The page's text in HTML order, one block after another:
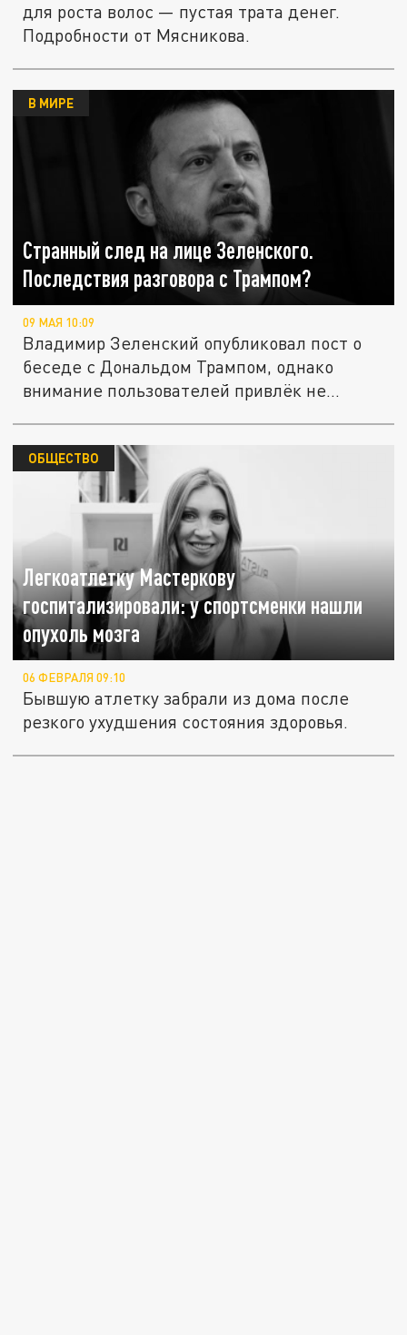
для роста волос — пустая трата денег.
Подробности от Мясникова.
Странный след на лице Зеленского.
Последствия разговора с Трампом?
В МИРЕ
09 МАЯ 10:09
Владимир Зеленский опубликовал пост о
беседе с Дональдом Трампом, однако
внимание пользователей привлёк не...
Легкоатлетку Мастеркову
госпитализировали: у спортсменки нашли
опухоль мозга
ОБЩЕСТВО
06 ФЕВРАЛЯ 09:10
Бывшую атлетку забрали из дома после
резкого ухудшения состояния здоровья.